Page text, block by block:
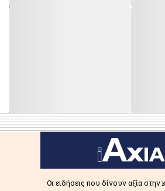
Οι ειδήσεις που δίνουν αξία στην